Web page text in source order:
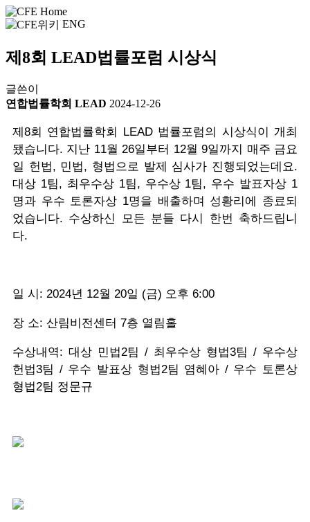
ENG
제8회 LEAD법률포럼 시상식
글쓴이
연합법률학회 LEAD 2024-12-26
제8회 연합법률학회 LEAD 법률포럼의 시상식이 개최
됐습니다. 지난 11월 26일부터 12월 9일까지 매주 금요
일 헌법, 민법, 형법으로 발제 심사가 진행되었는데요.
대상 1팀, 최우수상 1팀, 우수상 1팀, 우수 발표자상 1
명과 우수 토론자상 1명을 배출하며 성황리에 종료되
었습니다. 수상하신 모든 분들 다시 한번 축하드립니
다.
일 시: 2024년 12월 20일 (금) 오후 6:00
장 소: 산림비전센터 7층 열림홀
수상내역: 대상 민법2팀 / 최우수상 형법3팀 / 우수상
헌법3팀 / 우수 발표상 형법2팀 염혜아 / 우수 토론상
형법2팀 정문규